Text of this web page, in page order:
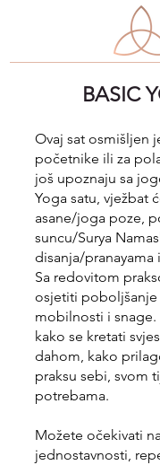
BASIC
Ovaj sat osmišljen
početnike ili za
još upoznaju sa
Yoga satu, vježbat
asane/joga poze,
suncu/Surya
disanja/pranayama
Sa redovitom
osjetiti
mobilnosti i
kako se kretati
dahom, kako
praksu sebi, svom
potrebama.
Možete očekivati
jednostavnosti,